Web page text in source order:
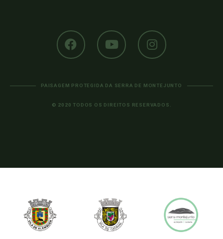
PAISAGEM PROTEGIDA DA SERRA DE MONTEJUNTO
© 2020 TODOS OS DIREITOS RESERVADOS.